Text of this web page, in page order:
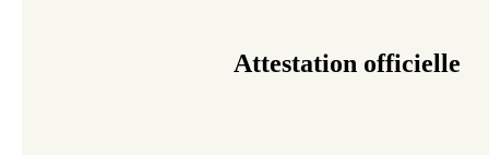
Attestation officielle